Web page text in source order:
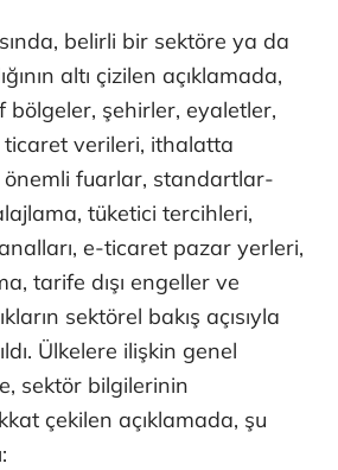
belirli bir sektöre ya da
altı çizilen açıklamada,
şehirler, eyaletler,
ticaret verileri, ithalatta
önemli fuarlar, standartlar-
tüketici tercihleri,
e-ticaret pazar yerleri,
tarife dışı engeller ve
sektörel bakış açısıyla
Ülkelere ilişkin genel
sektör bilgilerinin
çekilen açıklamada, şu